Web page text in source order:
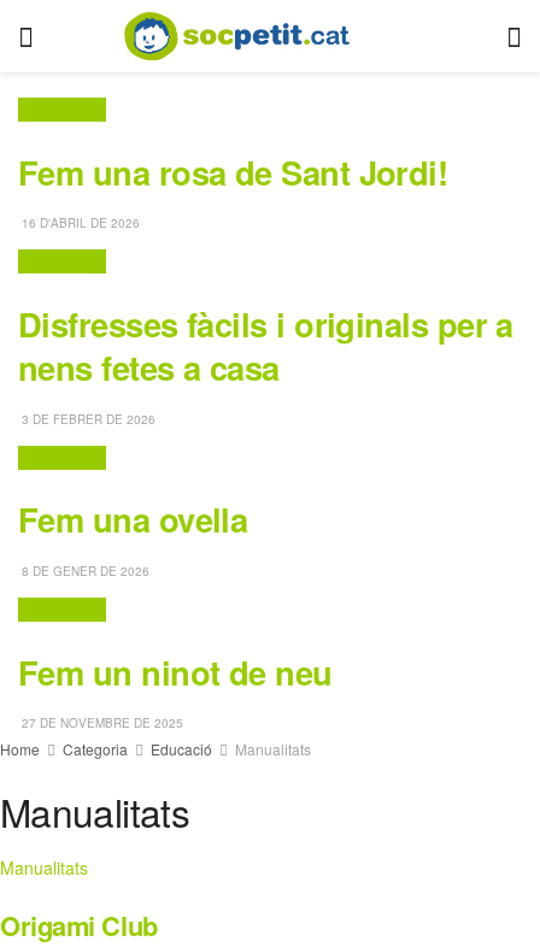
Fem una rosa de Sant Jordi!
16 D'ABRIL DE 2026
Disfresses fàcils i originals per a
nens fetes a casa
3 DE FEBRER DE 2026
Fem una ovella
8 DE GENER DE 2026
Fem un ninot de neu
27 DE NOVEMBRE DE 2025
Home Categoria Educació Manualitats
Manualitats
Manualitats
Origami Club